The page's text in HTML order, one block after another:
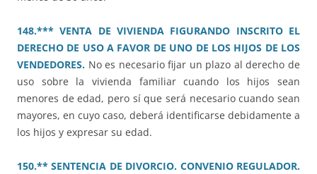
148.*** VENTA DE VIVIENDA FIGURANDO INSCRITO EL
DERECHO DE USO A FAVOR DE UNO DE LOS HIJOS DE LOS
VENDEDORES. No es necesario fijar un plazo al derecho de
uso sobre la vivienda familiar cuando los hijos sean
menores de edad, pero sí que será necesario cuando sean
mayores, en cuyo caso, deberá identificarse debidamente a
los hijos y expresar su edad.
150.** SENTENCIA DE DIVORCIO. CONVENIO REGULADOR.